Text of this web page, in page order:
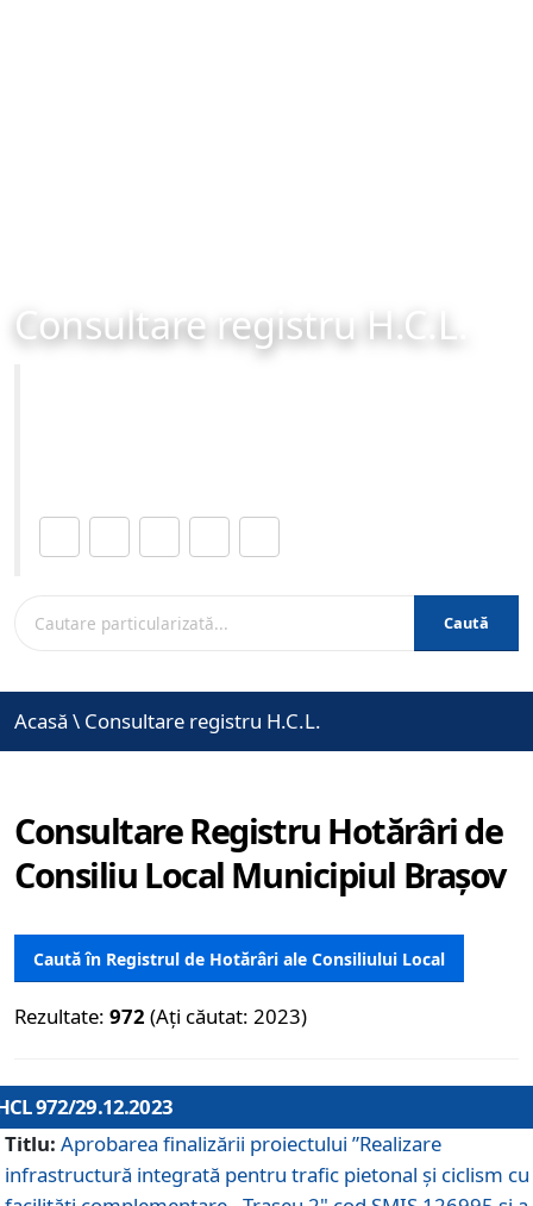
Consultare registru H.C.L.
Caută
Acasă \ Consultare registru H.C.L.
Consultare Registru Hotărâri de
Consiliu Local Municipiul Brașov
Caută în Registrul de Hotărâri ale Consiliului Local
Rezultate: 972 (Ați căutat: 2023)
972/29.12.2023
Titlu: Aprobarea finalizării proiectului ”Realizare
infrastructură integrată pentru trafic pietonal și ciclism cu